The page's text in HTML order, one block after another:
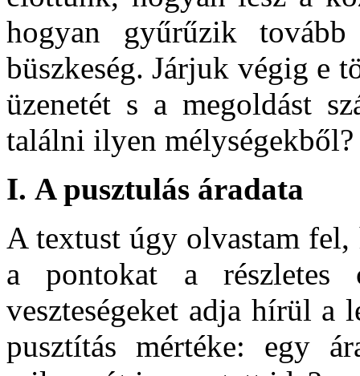
hogyan gyűrűzik
büszkeség. Járjuk végig e
üzenetét s a megoldást
találni ilyen mélységekből?
I. A pusztulás áradata
A textust úgy olvastam
a pontokat a részletes
veszteségeket adja hírül a
pusztítás mértéke: egy